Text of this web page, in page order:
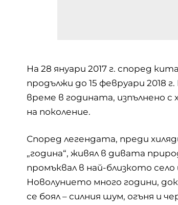
На 28 януари 2017 г. според
продължи до 15 февруари
време в годината, изпълнено
на поколение.
Според легендата, преди
„година“, живял в дивата
промъквал в най-близкото
Новолунието много години,
се боял – силния шум, огъня и